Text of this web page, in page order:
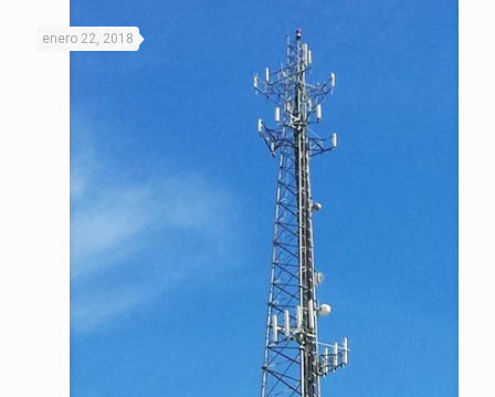
enero 22, 2018